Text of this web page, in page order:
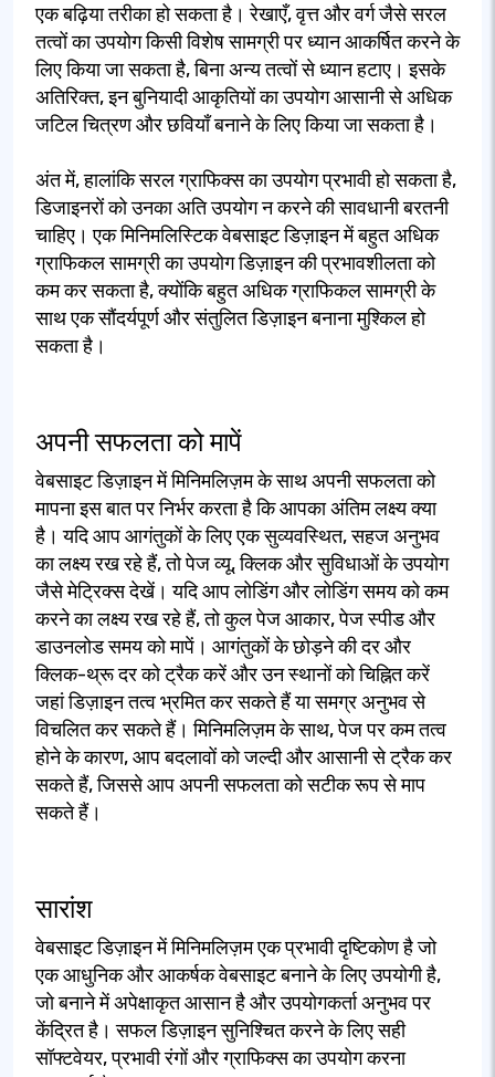
एक बढ़िया तरीका हो सकता है। रेखाएँ, वृत्त और वर्ग जैसे सरल
तत्वों का उपयोग किसी विशेष सामग्री पर ध्यान आकर्षित करने के
लिए किया जा सकता है, बिना अन्य तत्वों से ध्यान हटाए। इसके
अतिरिक्त, इन बुनियादी आकृतियों का उपयोग आसानी से अधिक
जटिल चित्रण और छवियाँ बनाने के लिए किया जा सकता है।
अंत में, हालांकि सरल ग्राफिक्स का उपयोग प्रभावी हो सकता है,
डिजाइनरों को उनका अति उपयोग न करने की सावधानी बरतनी
चाहिए। एक मिनिमलिस्टिक वेबसाइट डिज़ाइन में बहुत अधिक
ग्राफिकल सामग्री का उपयोग डिज़ाइन की प्रभावशीलता को
कम कर सकता है, क्योंकि बहुत अधिक ग्राफिकल सामग्री के
साथ एक सौंदर्यपूर्ण और संतुलित डिज़ाइन बनाना मुश्किल हो
सकता है।
अपनी सफलता को मापें
वेबसाइट डिज़ाइन में मिनिमलिज़म के साथ अपनी सफलता को
मापना इस बात पर निर्भर करता है कि आपका अंतिम लक्ष्य क्या
है। यदि आप आगंतुकों के लिए एक सुव्यवस्थित, सहज अनुभव
का लक्ष्य रख रहे हैं, तो पेज व्यू, क्लिक और सुविधाओं के उपयोग
जैसे मेट्रिक्स देखें। यदि आप लोडिंग और लोडिंग समय को कम
करने का लक्ष्य रख रहे हैं, तो कुल पेज आकार, पेज स्पीड और
डाउनलोड समय को मापें। आगंतुकों के छोड़ने की दर और
क्लिक-थ्रू दर को ट्रैक करें और उन स्थानों को चिह्नित करें
जहां डिज़ाइन तत्व भ्रमित कर सकते हैं या समग्र अनुभव से
विचलित कर सकते हैं। मिनिमलिज़म के साथ, पेज पर कम तत्व
होने के कारण, आप बदलावों को जल्दी और आसानी से ट्रैक कर
सकते हैं, जिससे आप अपनी सफलता को सटीक रूप से माप
सकते हैं।
सारांश
वेबसाइट डिज़ाइन में मिनिमलिज़म एक प्रभावी दृष्टिकोण है जो
एक आधुनिक और आकर्षक वेबसाइट बनाने के लिए उपयोगी है,
जो बनाने में अपेक्षाकृत आसान है और उपयोगकर्ता अनुभव पर
केंद्रित है। सफल डिज़ाइन सुनिश्चित करने के लिए सही
सॉफ्टवेयर, प्रभावी रंगों और ग्राफिक्स का उपयोग करना